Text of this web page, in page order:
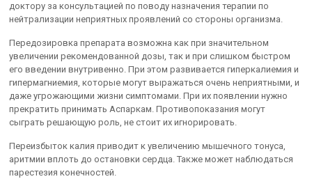
доктору за консультацией по поводу назначения терапии по
нейтрализации неприятных проявлений со стороны организма.
Передозировка препарата возможна как при значительном
увеличении рекомендованной дозы, так и при слишком быстром
его введении внутривенно. При этом развивается гиперкалиемия и
гипермагниемия, которые могут выражаться очень неприятными, и
даже угрожающими жизни симптомами. При их появлении нужно
прекратить принимать Аспаркам. Противопоказания могут
сыграть решающую роль, не стоит их игнорировать.
Переизбыток калия приводит к увеличению мышечного тонуса,
аритмии вплоть до остановки сердца. Также может наблюдаться
парестезия конечностей.